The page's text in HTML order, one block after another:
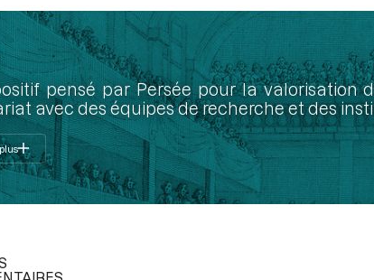
pensé par Persée pour la valorisation
avec des équipes de recherche et des